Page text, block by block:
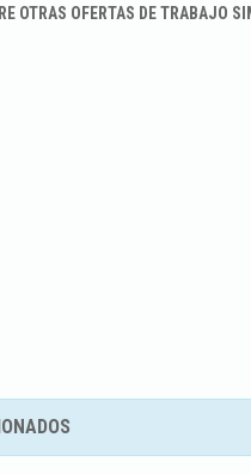
OTRAS OFERTAS DE TRABAJO